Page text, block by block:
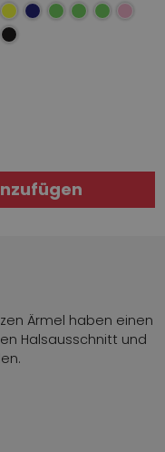
Ärmel haben einen
Halsausschnitt und